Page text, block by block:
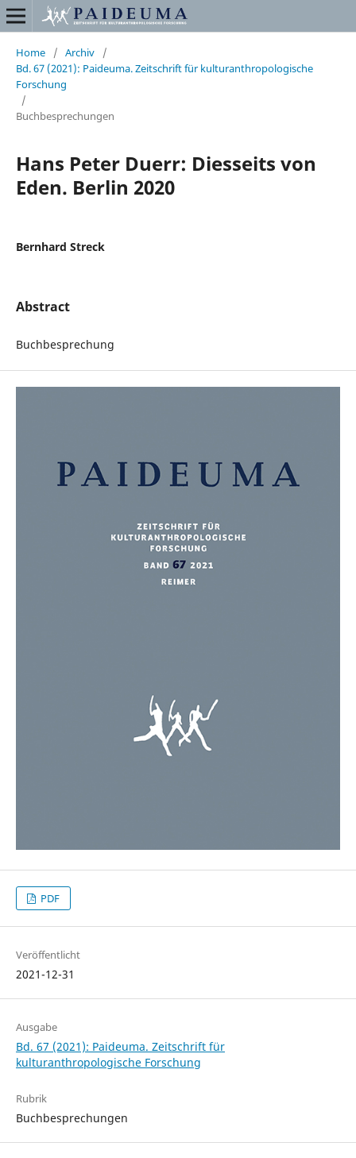
Home / Archiv
/
Bd. 67 (2021): Paideuma. Zeitschrift für kulturanthropologische
Forschung
/
Buchbesprechungen
Hans Peter Duerr: Diesseits von
Eden. Berlin 2020
Bernhard Streck
Abstract
Buchbesprechung
PDF
Veröffentlicht
2021-12-31
Ausgabe
Bd. 67 (2021): Paideuma. Zeitschrift für
kulturanthropologische Forschung
Rubrik
Buchbesprechungen